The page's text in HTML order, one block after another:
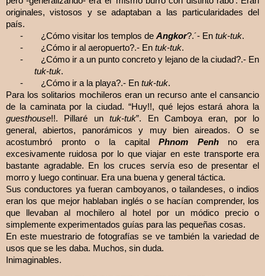
originales, vistosos y se adaptaban a las particularidades del
país.
-
¿Cómo visitar los templos de Angkor?.´- En tuk-tuk.
-
¿Cómo ir al aeropuerto?.- En tuk-tuk.
-
¿Cómo ir a un punto concreto y lejano de la ciudad?.- En
tuk-tuk.
-
¿Cómo ir a la playa?.- En tuk-tuk.
Para los solitarios mochileros eran un recurso ante el cansancio
de la caminata por la ciudad. “Huy!!, qué lejos estará ahora la
guesthouse!!. Pillaré untuk-tuk”.
En Camboya eran, por lo
general, abiertos, panorámicos y muy bien aireados. O se
acostumbró pronto o la capitalPhnom Penhno era
excesivamente ruidosa por lo que viajar en este transporte era
bastante agradable. En los cruces servía eso de presentar el
morro y luego continuar. Era una buena y general táctica.
Sus conductores ya fueran camboyanos, o tailandeses, o indios
eran los que mejor hablaban inglés o se hacían comprender, los
que llevaban al mochilero al hotel por un módico precio o
simplemente experimentados guías para las pequeñas cosas.
En este muestrario de fotografías se ve también la variedad de
usos que se les daba. Muchos, sin duda.
Inimaginables.